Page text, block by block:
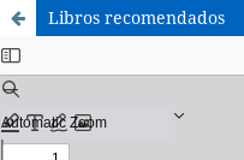
Libros recomendados